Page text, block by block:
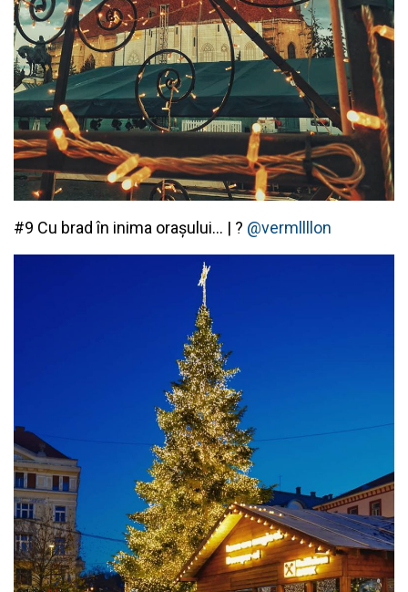
#9 Cu brad în inima orașului… | ? @vermllllon